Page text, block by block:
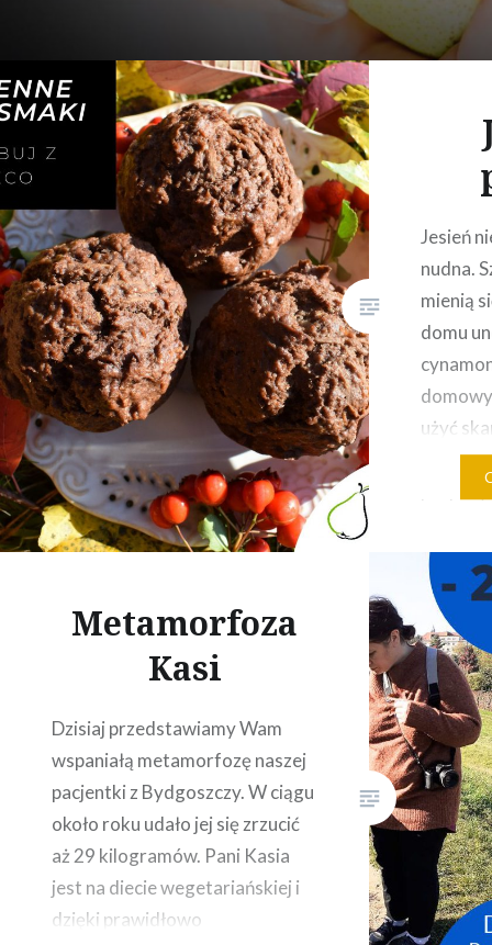
Jesień
nudna.
mienią
domu
użyć
cukinii.
jabłek i
cukinia
Metamorfoza
Kasi
Dzisiaj przedstawiamy Wam
wspaniałą metamorfozę naszej
pacjentki z Bydgoszczy. W ciągu
około roku udało jej się zrzucić
aż 29 kilogramów. Pani Kasia
jest na diecie wegetariańskiej i
dzięki prawidłowo